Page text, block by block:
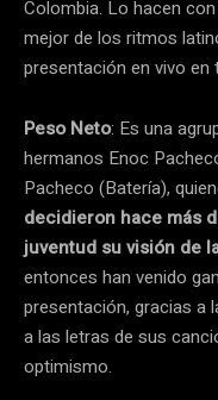
Colombia. Lo hacen
mejor de los ritmos
presentación en vivo
Peso Neto: Es una
hermanos Enoc
Pacheco (Batería),
decidieron hace más
juventud su visión de
entonces han venido
presentación, gracias a
a las letras de sus
optimismo.